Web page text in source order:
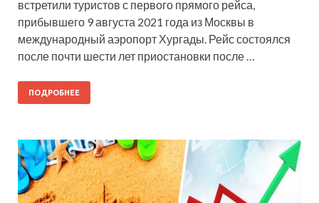
встретили туристов с первого прямого рейса,
прибывшего 9 августа 2021 года из Москвы в
международный аэропорт Хургады. Рейс состоялся
после почти шести лет приостановки после …
ПОДРОБНЕЕ